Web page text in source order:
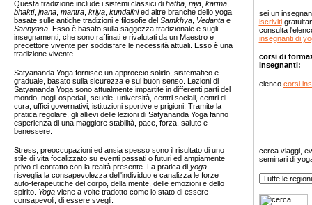
Questa tradizione include i sistemi classici di hatha, raja, karma,
bhakti, jnana, mantra, kriya, kundalinied altre branche dello yoga
basate sulle antiche tradizioni e filosofie del Samkhya, Vedantae
Sannyasa. Esso è basato sulla saggezza tradizionale e sugli
insegnamenti, che sono raffinati e rivalutati da un Maestro e
precettore vivente per soddisfare le necessità attuali. Esso è una
tradizione vivente.
Satyananda Yoga fornisce un approccio solido, sistematico e
graduale, basato sulla sicurezza e sul buon senso. Lezioni di
Satyananda Yoga sono attualmente impartite in differenti parti del
mondo, negli ospedali, scuole, università, centri sociali, centri di
cura, uffici governativi, istituzioni sportive e prigioni. Tramite la
pratica regolare, gli allievi delle lezioni di Satyananda Yoga fanno
esperienza di una maggiore stabilità, pace, forza, salute e
benessere.
Stress, preoccupazioni ed ansia spesso sono il risultato di uno
stile di vita focalizzato su eventi passati o futuri ed ampiamente
privo di contatto con la realtà presente. La pratica di yoga
risveglia la consapevolezza dell'individuo e canalizza le forze
auto-terapeutiche del corpo, della mente, delle emozioni e dello
spirito. Yogaviene a volte tradotto come lo stato di essere
consapevoli, di essere svegli.
sei un
iscriviti
consulta
insegnanti di
corsi di
insegnanti:
elenco corsi
Eventi e
cerca viaggi,
seminari di